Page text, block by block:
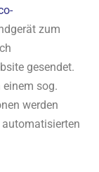
zum
gesendet.
sog.
werden